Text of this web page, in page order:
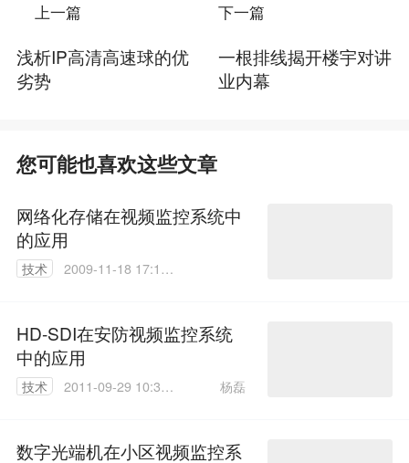
上一篇
浅析IP高清高速球的优
劣势
下一篇
一根排线揭开楼宇对讲
业内幕
您可能也喜欢这些文章
网络化存储在视频监控系统中
的应用
技术
2009-11-18 17:11:
HD-SDI在安防视频监控系统
中的应用
技术
2011-09-29 10:34:
杨磊
数字光端机在小区视频监控系